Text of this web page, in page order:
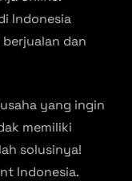
Indonesia
dan
yang ingin
memiliki
solusinya!
Indonesia.